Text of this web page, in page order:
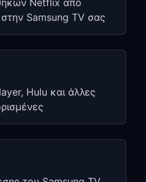
τις
της
της Samsung TV
→Network
Wi-Fi σας και
Netflix από
Samsung TV σας
Hulu και άλλες